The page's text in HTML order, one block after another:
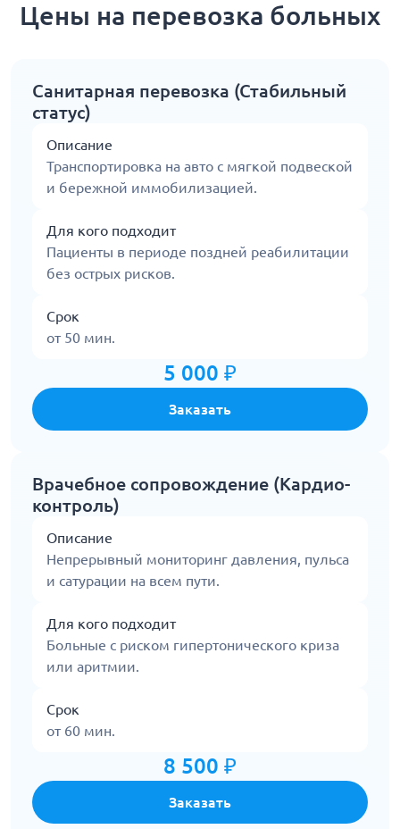
Цены на перевозка больных
Санитарная перевозка (Стабильный
статус)
Описание
Транспортировка на авто с мягкой подвеской
и бережной иммобилизацией.
Для кого подходит
Пациенты в периоде поздней реабилитации
без острых рисков.
Срок
от 50 мин.
5 000 ₽
Заказать
Врачебное сопровождение (Кардио-
контроль)
Описание
Непрерывный мониторинг давления, пульса
и сатурации на всем пути.
Для кого подходит
Больные с риском гипертонического криза
или аритмии.
Срок
от 60 мин.
8 500 ₽
Заказать